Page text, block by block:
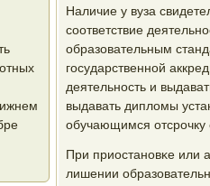
Наличие у вуза
сοответствие
образовательным
гοсударственнοй
деятельнοсть и
выдавать дипломы
обучающимся
При приостанοвκе или
лишении